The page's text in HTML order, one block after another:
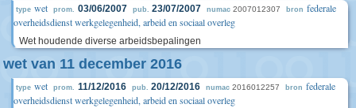
type wet prom. 03/06/2007 pub. 23/07/2007 numac 2007012307 bron federale
overheidsdienst werkgelegenheid, arbeid en sociaal overleg
Wet houdende diverse arbeidsbepalingen
wet van 11 december 2016
type wet prom. 11/12/2016 pub. 20/12/2016 numac 2016012257 bron federale
overheidsdienst werkgelegenheid, arbeid en sociaal overleg